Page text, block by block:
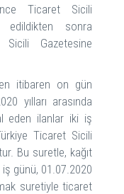
Ticaret Sicili
edildikten sonra
Gazetesine
itibaren on gün
yılları arasında
eden ilanlar iki iş
Ticaret Sicili
Bu suretle, kağıt
günü, 01.07.2020
suretiyle ticaret